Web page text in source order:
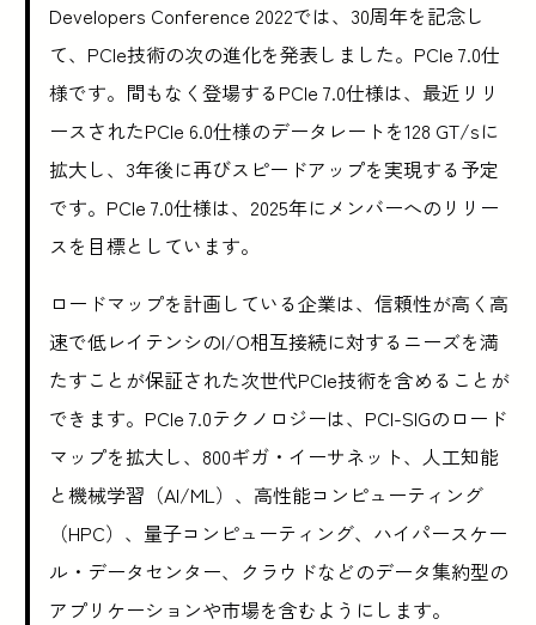
Developers Conference 2022では、30周年を記念し
て、PCIe技術の次の進化を発表しました。PCIe 7.0仕
様です。間もなく登場するPCIe 7.0仕様は、最近リリ
ースされたPCIe 6.0仕様のデータレートを128 GT/sに
拡大し、3年後に再びスピードアップを実現する予定
です。PCIe 7.0仕様は、2025年にメンバーへのリリー
スを目標としています。
ロードマップを計画している企業は、信頼性が高く高
速で低レイテンシのI/O相互接続に対するニーズを満
たすことが保証された次世代PCIe技術を含めることが
できます。PCIe 7.0テクノロジーは、PCI-SIGのロード
マップを拡大し、800ギガ・イーサネット、人工知能
と機械学習（AI/ML）、高性能コンピューティング
（HPC）、量子コンピューティング、ハイパースケー
ル・データセンター、クラウドなどのデータ集約型の
アプリケーションや市場を含むようにします。